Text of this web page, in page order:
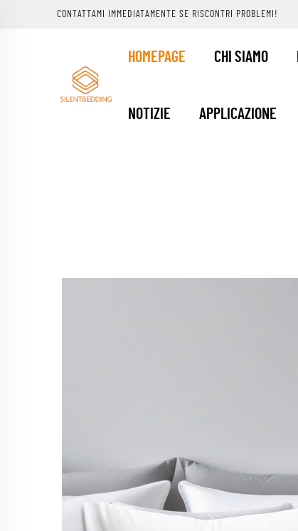
CONTATTAMI IMMEDIATAMENTE SE RISCONTRI PROBLEMI!
HOMEPAGE CHI SIAMO
NOTIZIE APPLICAZIONE